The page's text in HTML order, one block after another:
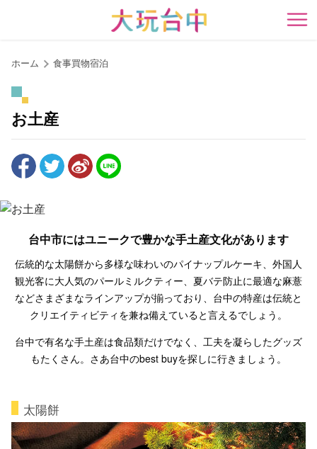
る
開
ホーム 食事買物宿泊
お土産
台中市にはユニークで豊かな手土産文化があります
伝統的な太陽餅から多様な味わいのパイナップルケーキ、外国人
観光客に大人気のパールミルクティー、夏バテ防止に最適な麻薏
などさまざまなラインアップが揃っており、台中の特産は伝統と
クリエイティビティを兼ね備えていると言えるでしょう。
台中で有名な手土産は食品類だけでなく、工夫を凝らしたグッズ
もたくさん。さあ台中のbest buyを探しに行きましょう。
太陽餅